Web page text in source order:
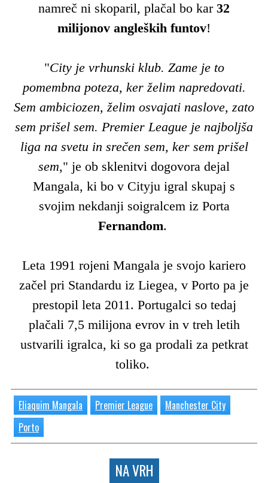
namreč ni skoparil, plačal bo kar 32
milijonov angleških funtov!
"City je vrhunski klub. Zame je to
pomembna poteza, ker želim napredovati.
Sem ambiciozen, želim osvajati naslove, zato
sem prišel sem. Premier League je najboljša
liga na svetu in srečen sem, ker sem prišel
sem," je ob sklenitvi dogovora dejal
Mangala, ki bo v Cityju igral skupaj s
svojim nekdanji soigralcem iz Porta
Fernandom.
Leta 1991 rojeni Mangala je svojo kariero
začel pri Standardu iz Liegea, v Porto pa je
prestopil leta 2011. Portugalci so tedaj
plačali 7,5 milijona evrov in v treh letih
ustvarili igralca, ki so ga prodali za petkrat
toliko.
Eliaquim Mangala Premier League
Manchester City
Porto
NA VRH